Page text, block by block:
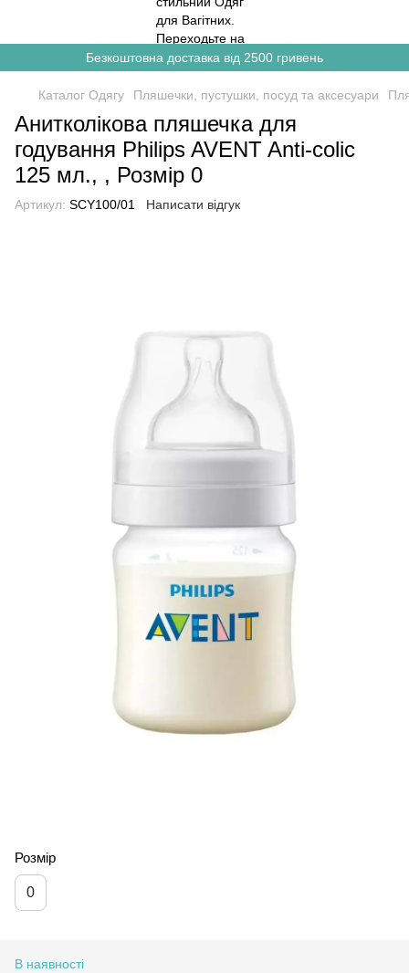
Безкоштовна доставка від 2500 гривень
Каталог Одягу Пляшечки, пустушки, посуд та аксесуари
Анитколікова пляшечка для
годування Philips AVENT Anti-colic
125 мл., , Розмір 0
Артикул: SCY100/01 Написати відгук
Розмір
0
В наявності